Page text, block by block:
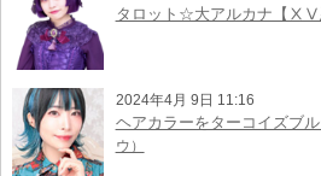
タロット☆大アルカナ【ⅩⅤ
2024年4月 9日 11:16
ヘアカラーをターコイズブ
ウ）